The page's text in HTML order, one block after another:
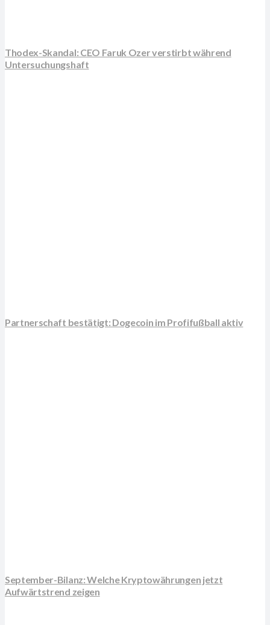
Thodex-Skandal: CEO Faruk Ozer verstirbt während
Untersuchungshaft
Partnerschaft bestätigt: Dogecoin im Profifußball aktiv
September-Bilanz: Welche Kryptowährungen jetzt
Aufwärtstrend zeigen